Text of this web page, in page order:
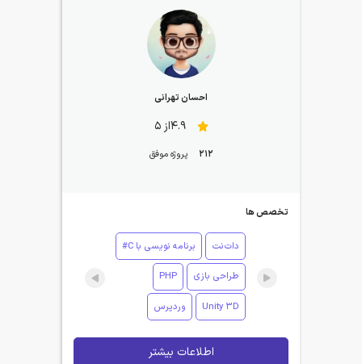
احسان تهرانی
4.9از 5
212 پروژه موفق
تخصص ها
دات‌نت برنامه نویسی با C#
طراحی بازی PHP
Unity 3D وردپرس
اطلاعات بیشتر